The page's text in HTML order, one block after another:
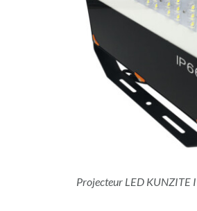
Projecteur LED KUNZITE